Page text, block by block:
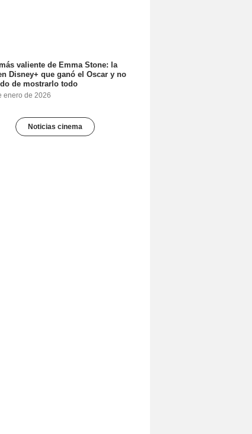
valiente de Emma Stone: la
Disney+ que ganó el Oscar y no
de mostrarlo todo
enero de 2026
Noticias cinema